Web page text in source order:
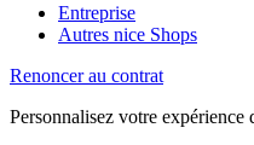
Entreprise
Autres nice Shops
Renoncer au contrat
Personnalisez votre expérience